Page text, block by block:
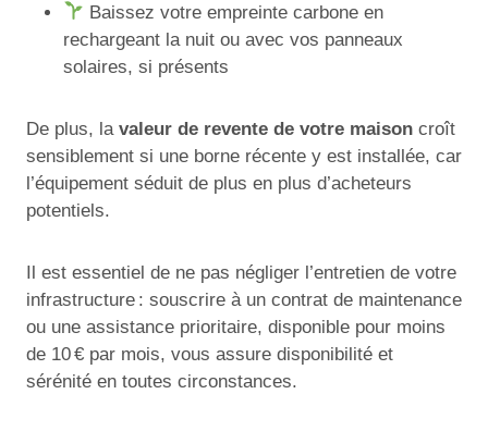
Baissez votre empreinte carbone en
rechargeant la nuit ou avec vos panneaux
solaires, si présents
De plus, la valeur de revente de votre maison croît
sensiblement si une borne récente y est installée, car
l’équipement séduit de plus en plus d’acheteurs
potentiels.
Il est essentiel de ne pas négliger l’entretien de votre
infrastructure : souscrire à un contrat de maintenance
ou une assistance prioritaire, disponible pour moins
de 10 € par mois, vous assure disponibilité et
sérénité en toutes circonstances.